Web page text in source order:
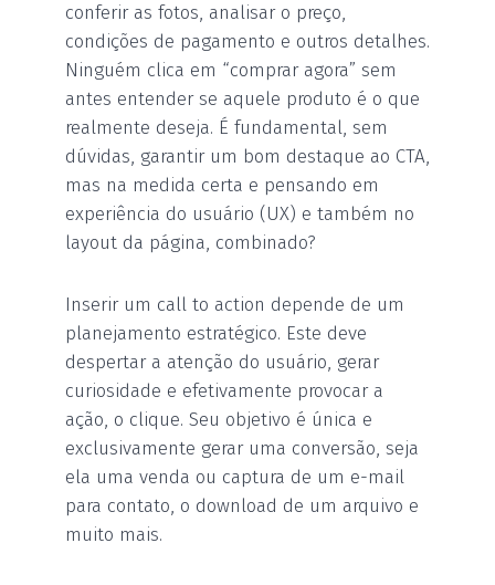
conferir as fotos, analisar o preço,
condições de pagamento e outros detalhes.
Ninguém clica em “comprar agora” sem
antes entender se aquele produto é o que
realmente deseja. É fundamental, sem
dúvidas, garantir um bom destaque ao CTA,
mas na medida certa e pensando em
experiência do usuário (UX) e também no
layout da página, combinado?
Inserir um call to action depende de um
planejamento estratégico. Este deve
despertar a atenção do usuário, gerar
curiosidade e efetivamente provocar a
ação, o clique. Seu objetivo é única e
exclusivamente gerar uma conversão, seja
ela uma venda ou captura de um e-mail
para contato, o download de um arquivo e
muito mais.